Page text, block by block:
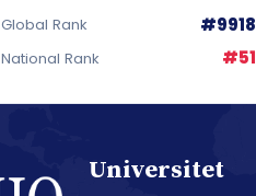
Global Rank #9918
National Rank #51
Universitet